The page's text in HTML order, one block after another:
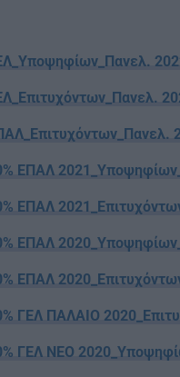
ΕΠΑΛ
ΕΠΑΛ
ΕΠΑΛ
ΕΠΑΛ
ΓΕΛ ΠΑΛΑΙΟ
ΓΕΛ ΝΕΟ